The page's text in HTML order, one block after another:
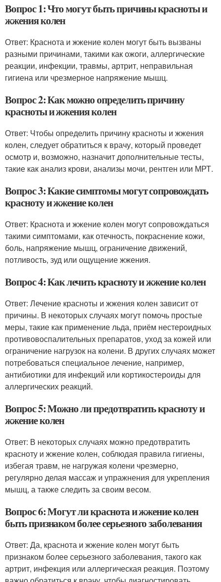
Вопрос 1: Что могут быть причины красноты и
жжения колен
Ответ: Краснота и жжение колен могут быть вызваны
разными причинами, такими как ожоги, аллергические
реакции, инфекции, травмы, артрит, неправильная
гигиена или чрезмерное напряжение мышц.
Вопрос 2: Как можно определить причину
красноты и жжения колен
Ответ: Чтобы определить причину красноты и жжения
колен, следует обратиться к врачу, который проведет
осмотр и, возможно, назначит дополнительные тесты,
такие как анализ крови, анализы мочи, рентген или МРТ.
Вопрос 3: Какие симптомы могут сопровождать
красноту и жжение колен
Ответ: Краснота и жжение колен могут сопровождаться
такими симптомами, как отечность, покраснение кожи,
боль, напряжение мышц, ограничение движений,
потливость, зуд или ощущение жжения.
Вопрос 4: Как лечить красноту и жжение колен
Ответ: Лечение красноты и жжения колен зависит от
причины. В некоторых случаях могут помочь простые
меры, такие как применение льда, приём нестероидных
противовоспалительных препаратов, уход за кожей или
ограничение нагрузок на колени. В других случаях может
потребоваться специальное лечение, например,
антибиотики для инфекций или кортикостероиды для
аллергических реакций.
Вопрос 5: Можно ли предотвратить красноту и
жжение колен
Ответ: В некоторых случаях можно предотвратить
красноту и жжение колен, соблюдая правила гигиены,
избегая травм, не нагружая колени чрезмерно,
регулярно делая массаж и упражнения для укрепления
мышц, а также следить за своим весом.
Вопрос 6: Могут ли краснота и жжение колен
быть признаком более серьезного заболевания
Ответ: Да, краснота и жжение колен могут быть
признаком более серьезного заболевания, такого как
артрит, инфекция или аллергическая реакция. Поэтому